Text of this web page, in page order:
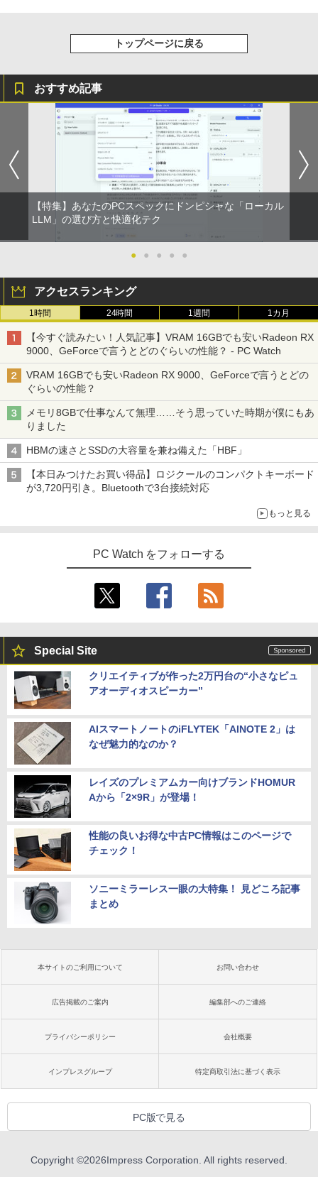
トップページに戻る
おすすめ記事
【特集】あなたのPCスペックにドンピシャな「ローカル
LLM」の選び方と快適化テク
● ● ● ● ●
アクセスランキング
1時間 24時間 1週間 1カ月
【今すぐ読みたい！人気記事】VRAM 16GBでも安いRadeon RX
9000、GeForceで言うとどのぐらいの性能？ - PC Watch
VRAM 16GBでも安いRadeon RX 9000、GeForceで言うとどの
ぐらいの性能？
メモリ8GBで仕事なんて無理……そう思っていた時期が僕にもあ
りました
HBMの速さとSSDの大容量を兼ね備えた「HBF」
【本日みつけたお買い得品】ロジクールのコンパクトキーボード
が3,720円引き。Bluetoothで3台接続対応
もっと見る
PC Watch をフォローする
Special Site
クリエイティブが作った2万円台の“小さなピュ
アオーディオスピーカー”
AIスマートノートのiFLYTEK「AINOTE 2」は
なぜ魅力的なのか？
レイズのプレミアムカー向けブランドHOMUR
Aから「2×9R」が登場！
性能の良いお得な中古PC情報はこのページで
チェック！
ソニーミラーレス一眼の大特集！ 見どころ記事
まとめ
本サイトのご利用について お問い合わせ
広告掲載のご案内 編集部へのご連絡
プライバシーポリシー 会社概要
インプレスグループ 特定商取引法に基づく表示
PC版で見る
Copyright ©2026Impress Corporation. All rights reserved.